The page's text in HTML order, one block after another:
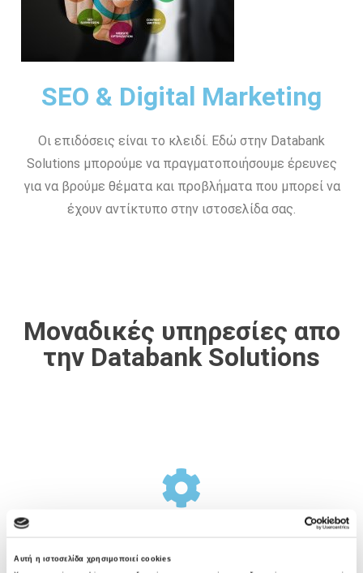
Αυτή η ιστοσελίδα χρησιμοποιεί cookies
SEO & Digital Marketing
Οι επιδόσεις είναι το κλειδί. Εδώ στην Databank
Solutions μπορούμε να πραγματοποιήσουμε έρευνες
για να βρούμε θέματα και προβλήματα που μπορεί να
έχουν αντίκτυπο στην ιστοσελίδα σας.
Μοναδικές υπηρεσίες απο
την Databank Solutions
Σχεδιασμός Υποδομής
Η Databank Solutions προσφέρει μια ολοκληρωμένη